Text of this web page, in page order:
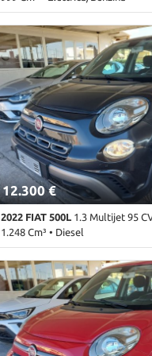
84.000 Km • Cambio Manuale (6)
metallizzato • 3 Porte • ABS •
laterali • Airbag Passeggero •
Alzacristalli elettrici • Autoradio
digitale • Bluetooth • Chiusura
Climatizzatore • Controllo
Controllo trazione • Cruise
Fendinebbia • Immobilizzatore
Sedile posteriore sdoppiato •
parcheggio posteriori •
Automatico • USB • Volante in
12.300 €
2022 FIAT 500L 1.3 Multijet 95 CV
1.248 Cm³ • Diesel
120.000 Km • Cambio Manuale
metallizzato • 5 Porte • ABS •
laterali • Airbag Passeggero •
Alzacristalli elettrici • Autoradio
Chiusura centralizzata •
Controllo trazione • Cruise
Immobilizzatore elettronico •